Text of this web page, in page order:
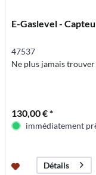
E-Gaslevel -
47537
Ne plus jamais
130,00 € *
immédiatement
Détails